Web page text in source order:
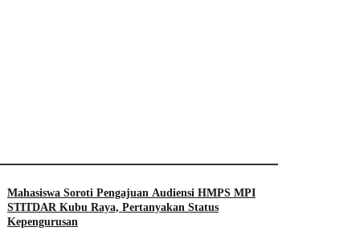
Mahasiswa Soroti Pengajuan Audiensi HMPS MPI
STITDAR Kubu Raya, Pertanyakan Status
Kepengurusan